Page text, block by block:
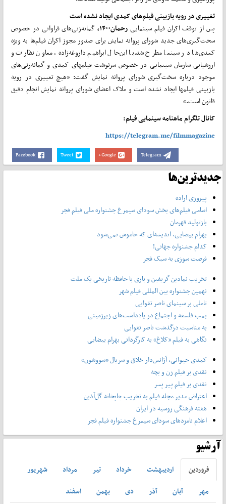
تغییری در رویه بازبینی فیلم‌های کمدی ایجاد نشده است
پس از توقف اکران فیلم سینماییرحمان۱۴۰۰،گمانه‌زنی‌های فراوانی در خصوص
سخت‌گیری‌های جدید شورای پروانه نمایش برای صدور مجوز اکران فیلم‌ها به ویژه
کمدی‌ها در سینما مطرح شد.با این‌حال ابراهیم داروغه‌زاده، معاون نظارت و
ارزشیابی سازمان سینمایی در خصوص سرنوشت فیلم‎های کمدی و گمانه‌زنی‌های
موجود درباره سخت‌گیری شورای پروانه نمایش گفت: «هیچ تغییری در رویه
بازبینی فیلم‎ها ایجاد نشده است و ملاک اعضای شورای پروانه نمایش انجام دقیق
قانون است.»
کانال تلگرام ماهنامه سینمایی فیلم:
https://telegram.me/filmmagazine
Facebook Tweet Google+ Telegram
جدیدترین‌ها
پیروزی اراده
اسامی فیلم‌های بخش سودای سیمرغ جشنواره‌ ملی فیلم فجر
بازتولید قهرمان
بهرام بیضایی، اندیشه‌ای که خاموش نمی‌شود
کدام جشنواره جهانی!
فرصت سوزی به سبک فجر
تخریب نمادین گریفین و بازی با حافظه تاریخی یک ملت
نهمین جشنواره بین المللی فیلم شهر
تاملی بر سینمای ناصر تقوایی
بمب فلسفه و اجتماع در یادداشت‌های زیرزمینی
به مناسبت درگذشت ناصر تقوایی
نگاهی به فیلم «کلاغ» به کارگردانی بهرام بیضایی
کمدی حیوانی، آژانس‌دار خلاق و سریال «سووشون»
نقدی بر فیلم زن و بچه
نقدی بر فیلم پیر پسر
اعتراض مدیر مجله فیلم به تخریب چاپخانه گل‌آذین
هفته فرهنگی روسیه در ایران
اعلام نامزدهای سودای سیمرغ جشنواره فیلم فجر
آرشیو
فروردين ارديبهشت خرداد تير مرداد
شهريور
مهر
آبان آذر دی بهمن
اسفند